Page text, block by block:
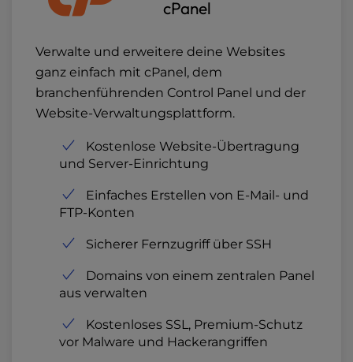
cPanel
Verwalte und erweitere deine Websites
ganz einfach mit cPanel, dem
branchenführenden Control Panel und der
Website-Verwaltungsplattform.
Kostenlose Website-Übertragung
und Server-Einrichtung
Einfaches Erstellen von E-Mail- und
FTP-Konten
Sicherer Fernzugriff über SSH
Domains von einem zentralen Panel
aus verwalten
Kostenloses SSL, Premium-Schutz
vor Malware und Hackerangriffen